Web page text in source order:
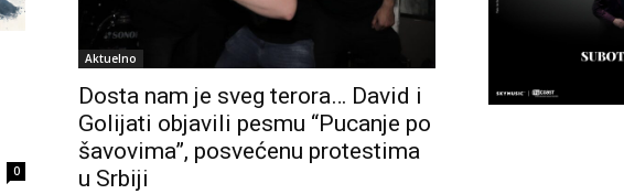
0
Aktuelno
Dosta nam je sveg terora… David i
Golijati objavili pesmu “Pucanje po
šavovima”, posvećenu protestima
u Srbiji